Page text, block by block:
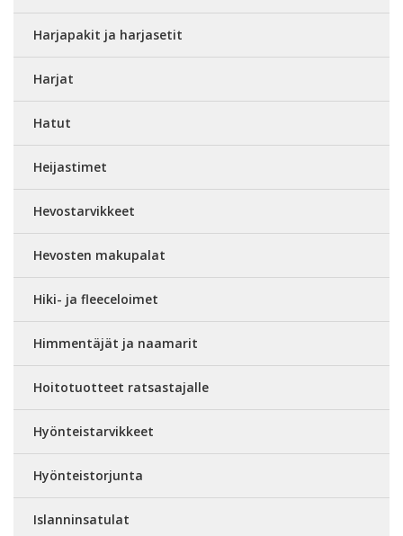
Harjapakit ja harjasetit
Harjat
Hatut
Heijastimet
Hevostarvikkeet
Hevosten makupalat
Hiki- ja fleeceloimet
Himmentäjät ja naamarit
Hoitotuotteet ratsastajalle
Hyönteistarvikkeet
Hyönteistorjunta
Islanninsatulat